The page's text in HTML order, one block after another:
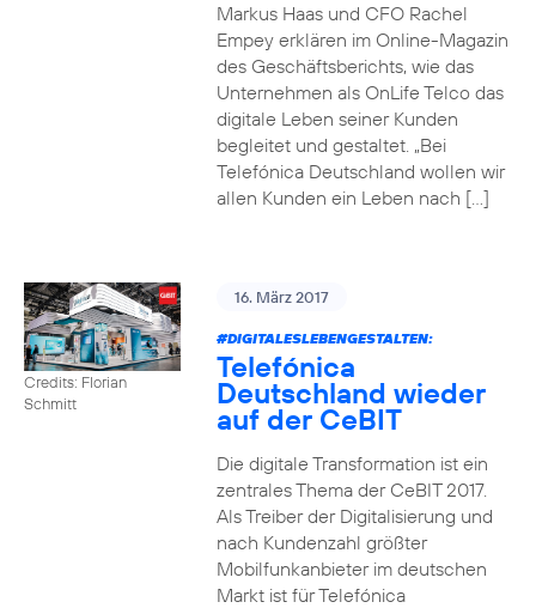
Markus Haas und CFO Rachel
Empey erklären im Online-Magazin
des Geschäftsberichts, wie das
Unternehmen als OnLife Telco das
digitale Leben seiner Kunden
begleitet und gestaltet. „Bei
Telefónica Deutschland wollen wir
allen Kunden ein Leben nach […]
Credits: Florian
Schmitt
16. März 2017
#DIGITALESLEBENGESTALTEN:
Telefónica
Deutschland wieder
auf der CeBIT
Die digitale Transformation ist ein
zentrales Thema der CeBIT 2017.
Als Treiber der Digitalisierung und
nach Kundenzahl größter
Mobilfunkanbieter im deutschen
Markt ist für Telefónica